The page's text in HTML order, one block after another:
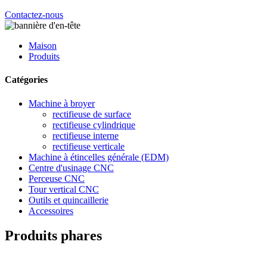
Contactez-nous
Maison
Produits
Catégories
Machine à broyer
rectifieuse de surface
rectifieuse cylindrique
rectifieuse interne
rectifieuse verticale
Machine à étincelles générale (EDM)
Centre d'usinage CNC
Perceuse CNC
Tour vertical CNC
Outils et quincaillerie
Accessoires
Produits phares